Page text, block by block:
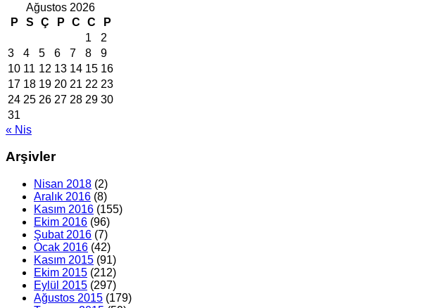
Ağustos 2026
P
S Ç P C C
P
1
2
3
4 5 6 7 8
9
10 11 12 13 14 15 16
17 18 19 20 21 22 23
24 25 26 27 28 29 30
31
« Nis
Arşivler
Nisan 2018 (2)
Aralık 2016 (8)
Kasım 2016 (155)
Ekim 2016 (96)
Şubat 2016 (7)
Ocak 2016 (42)
Kasım 2015 (91)
Ekim 2015 (212)
Eylül 2015 (297)
Ağustos 2015 (179)